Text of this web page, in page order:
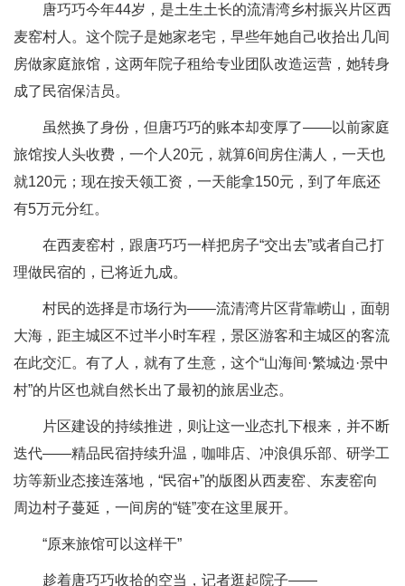
唐巧巧今年44岁，是土生土长的流清湾乡村振兴片区西
麦窑村人。这个院子是她家老宅，早些年她自己收拾出几间
房做家庭旅馆，这两年院子租给专业团队改造运营，她转身
成了民宿保洁员。
虽然换了身份，但唐巧巧的账本却变厚了——以前家庭
旅馆按人头收费，一个人20元，就算6间房住满人，一天也
就120元；现在按天领工资，一天能拿150元，到了年底还
有5万元分红。
在西麦窑村，跟唐巧巧一样把房子“交出去”或者自己打
理做民宿的，已将近九成。
村民的选择是市场行为——流清湾片区背靠崂山，面朝
大海，距主城区不过半小时车程，景区游客和主城区的客流
在此交汇。有了人，就有了生意，这个“山海间·繁城边·景中
村”的片区也就自然长出了最初的旅居业态。
片区建设的持续推进，则让这一业态扎下根来，并不断
迭代——精品民宿持续升温，咖啡店、冲浪俱乐部、研学工
坊等新业态接连落地，“民宿+”的版图从西麦窑、东麦窑向
周边村子蔓延，一间房的“链”变在这里展开。
“原来旅馆可以这样干”
趁着唐巧巧收拾的空当，记者逛起院子——